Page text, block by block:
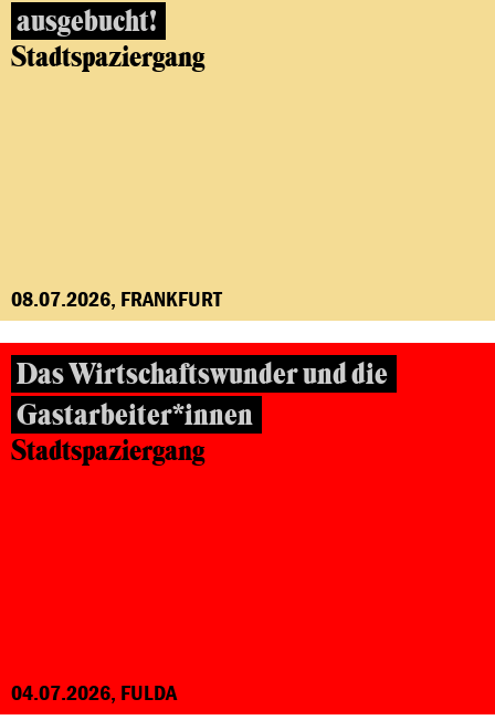
ausgebucht!
Stadtspaziergang
08.07.2026, FRANKFURT
Das Wirtschaftswunder und die
Gastarbeiter*innen
Stadtspaziergang
04.07.2026, FULDA